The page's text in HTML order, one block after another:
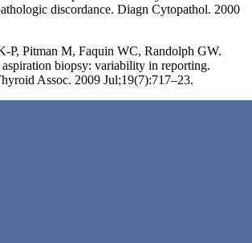
discordance. Diagn Cytopathol. 2000
P, Pitman M, Faquin WC, Randolph GW.
biopsy: variability in reporting.
Assoc. 2009 Jul;19(7):717–23.